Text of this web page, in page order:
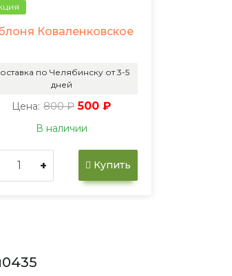
Коваленковское
по Челябинску от 3-5
дней
Цена: 800 ₽ 500 ₽
В наличии
+ Купить